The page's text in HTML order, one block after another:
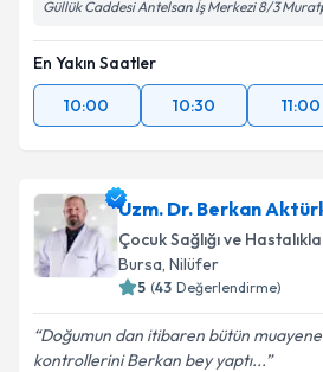
Güllük Caddesi Antelsan İş Merkezi 8/3
En Yakın Saatler
10:00
10:30 11:00
Uzm. Dr. Berkan
Çocuk Sağlığı ve
Bursa, Nilüfer
5 (43 Değerlendirme)
Doğumun dan itibaren bütün
kontrollerini Berkan bey yaptı...